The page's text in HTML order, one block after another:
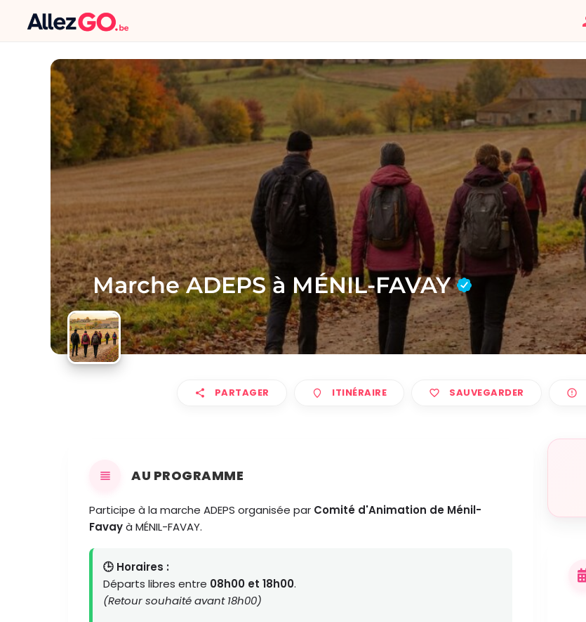
Marche ADEPS à MÉNIL-FAVAY
PARTAGER ITINÉRAIRE SAUVEGARDER
AU PROGRAMME
Participe à la marche ADEPS organisée par Comité d'Animation de Ménil-
Favayà MÉNIL-FAVAY.
🕒 Horaires :
Départs libres entre 08h00 et 18h00.
(Retour souhaité avant 18h00)